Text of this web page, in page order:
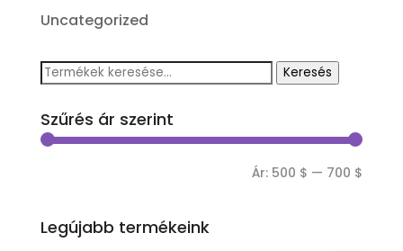
Uncategorized
Keresés
következőre:
Keresés
Szűrés ár szerint
Ár: 500 $ — 700 $
Legújabb termékeink